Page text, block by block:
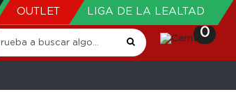
OUTLET LIGA DE LA LEALTAD
0